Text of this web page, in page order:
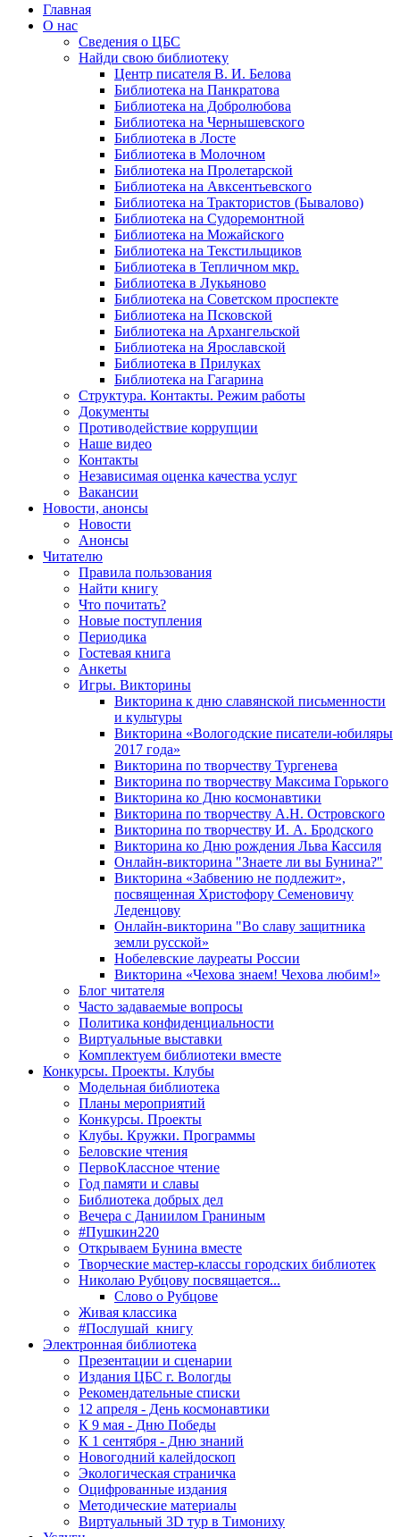
Главная
О нас
Сведения о ЦБС
Найди свою библиотеку
Центр писателя В. И. Белова
Библиотека на Панкратова
Библиотека на Добролюбова
Библиотека на Чернышевского
Библиотека в Лосте
Библиотека в Молочном
Библиотека на Пролетарской
Библиотека на Авксентьевского
Библиотека на Трактористов (Бывалово)
Библиотека на Судоремонтной
Библиотека на Можайского
Библиотека на Текстильщиков
Библиотека в Тепличном мкр.
Библиотека в Лукьяново
Библиотека на Советском проспекте
Библиотека на Псковской
Библиотека на Архангельской
Библиотека на Ярославской
Библиотека в Прилуках
Библиотека на Гагарина
Структура. Контакты. Режим работы
Документы
Противодействие коррупции
Наше видео
Контакты
Независимая оценка качества услуг
Вакансии
Новости, анонсы
Новости
Анонсы
Читателю
Правила пользования
Найти книгу
Что почитать?
Новые поступления
Периодика
Гостевая книга
Анкеты
Игры. Викторины
Викторина к дню славянской письменности
и культуры
Викторина «Вологодские писатели-юбиляры
2017 года»
Викторина по творчеству Тургенева
Викторина по творчеству Максима Горького
Викторина ко Дню космонавтики
Викторина по творчеству А.Н. Островского
Викторина по творчеству И. А. Бродского
Викторина ко Дню рождения Льва Кассиля
Онлайн-викторина "Знаете ли вы Бунина?"
Викторина «Забвению не подлежит»,
посвященная Христофору Семеновичу
Леденцову
Онлайн-викторина "Во славу защитника
земли русской»
Нобелевские лауреаты России
Викторина «Чехова знаем! Чехова любим!»
Блог читателя
Часто задаваемые вопросы
Политика конфиденциальности
Виртуальные выставки
Комплектуем библиотеки вместе
Конкурсы. Проекты. Клубы
Модельная библиотека
Планы мероприятий
Конкурсы. Проекты
Клубы. Кружки. Программы
Беловские чтения
ПервоКлассное чтение
Год памяти и славы
Библиотека добрых дел
Вечера с Даниилом Граниным
#Пушкин220
Открываем Бунина вместе
Творческие мастер-классы городских библиотек
Николаю Рубцову посвящается...
Слово о Рубцове
Живая классика
#Послушай_книгу
Электронная библиотека
Презентации и сценарии
Издания ЦБС г. Вологды
Рекомендательные списки
12 апреля - День космонавтики
К 9 мая - Дню Победы
К 1 сентября - Дню знаний
Новогодний калейдоскоп
Экологическая страничка
Оцифрованные издания
Методические материалы
Виртуальный 3D тур в Тимониху